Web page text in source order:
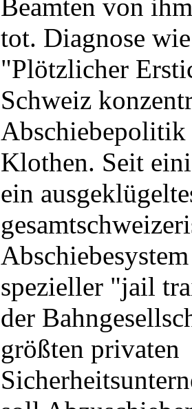
Beamten von
tot. Diagnose
"Plötzlicher
Schweiz
Abschiebepolitik
Klothen. Seit
ein
spezieller "jail
der
größten privaten